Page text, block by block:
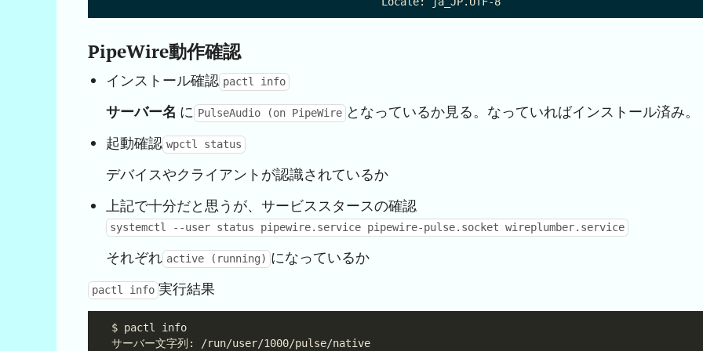
PipeWire動作確認
インストール確認 pactl info
サーバー名 に PulseAudio (on PipeWire となっているか見る。なっていればインストール済み。
起動確認 wpctl status
デバイスやクライアントが認識されているか
上記で十分だと思うが、サービススタースの確認
systemctl --user status pipewire.service pipewire-pulse.socket wireplumber.service
それぞれ active (running) になっているか
pactl info 実行結果